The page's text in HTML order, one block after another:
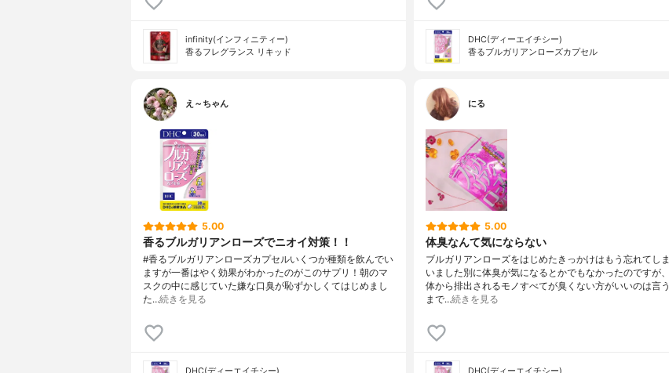
infinity(インフィニティー)
香るフレグランス リキッド
DHC(ディーエイチシー)
香るブルガリアンローズカプセル
え～ちゃん
5.00
香るブルガリアンローズでニオイ対策！！
#香るブルガリアンローズカプセルいくつか種類を飲んでい
ますが一番はやく効果がわかったのがこのサプリ！朝のマ
スクの中に感じていた嫌な口臭が恥ずかしくてはじめまし
た…続きを見る
にる
5.00
体臭なんて気にならない
ブルガリアンローズをはじめたきっかけはもう忘れてしま
いました別に体臭が気になるとかでもなかったのですが、
体から排出されるモノすべてが臭くない方がいいのは言う
まで…続きを見る